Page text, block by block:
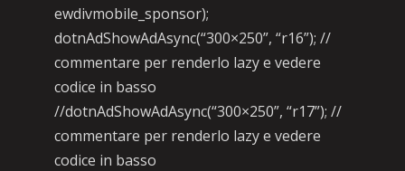
ewdivmobile_sponsor);
dotnAdShowAdAsync(“300×250”, “r16”); //
commentare per renderlo lazy e vedere
codice in basso
//dotnAdShowAdAsync(“300×250”, “r17”); //
commentare per renderlo lazy e vedere
codice in basso